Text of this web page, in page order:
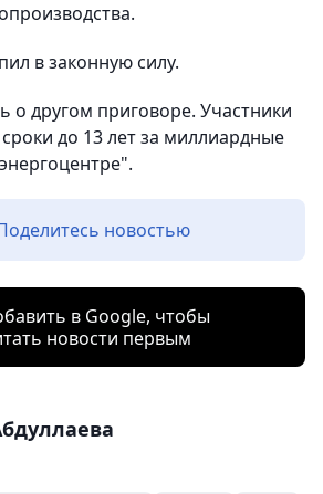
в законную силу.
о другом приговоре. Участники
до 13 лет за миллиардные
новостью
в Google, чтобы
новости первым